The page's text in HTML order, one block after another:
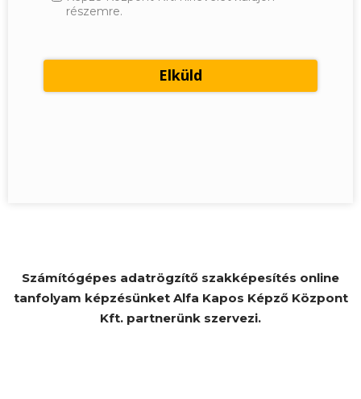
részemre.
Számítógépes adatrögzítő szakképesítés online
tanfolyam képzésünket Alfa Kapos Képző Központ
Kft. partnerünk szervezi.